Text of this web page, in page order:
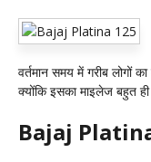
वर्तमान समय में गरीब लोगों
क्योंकि इसका माइलेज बहुत
Bajaj